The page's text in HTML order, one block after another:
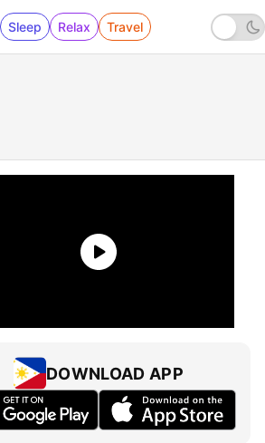
Sleep Relax Travel
DOWNLOAD APP